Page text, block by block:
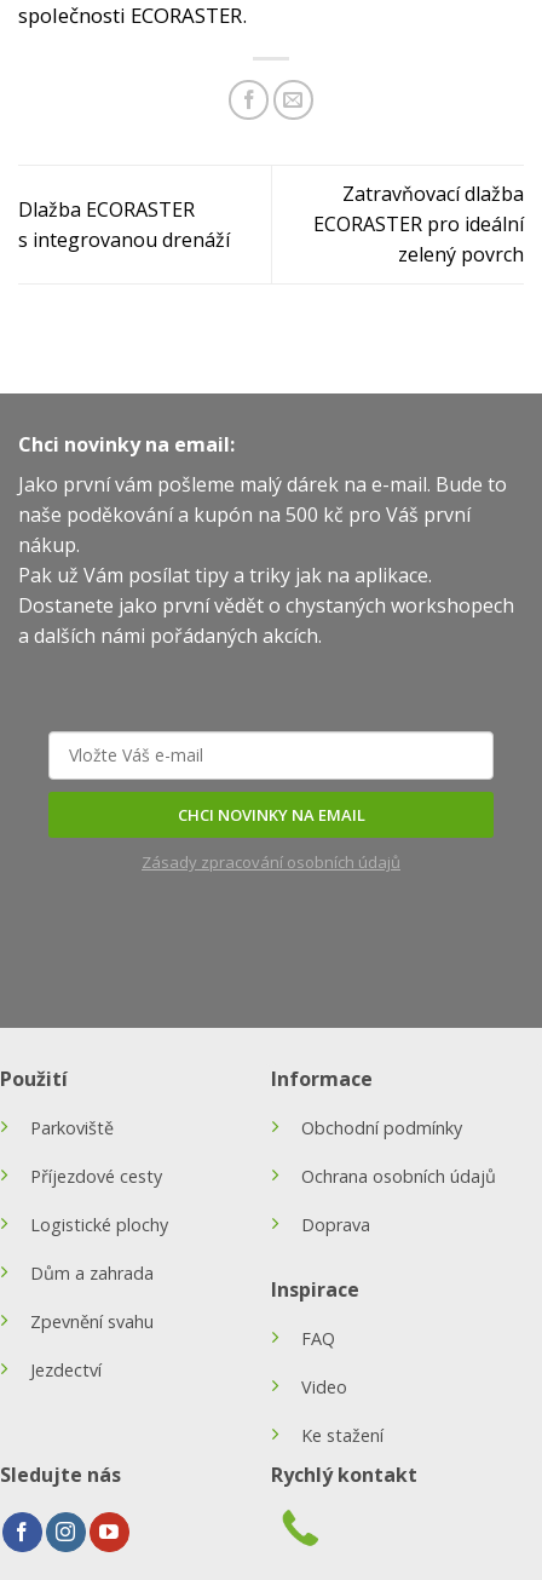
společnosti ECORASTER.
Dlažba ECORASTER
s integrovanou drenáží
Zatravňovací dlažba
ECORASTER pro ideální
zelený povrch
Chci novinky na email:
Jako první vám pošleme malý dárek na e-mail. Bude to
naše poděkování a kupón na 500 kč pro Váš první
nákup.
Pak už Vám posílat tipy a triky jak na aplikace.
Dostanete jako první vědět o chystaných workshopech
a dalších námi pořádaných akcích.
CHCI NOVINKY NA EMAIL
Zásady zpracování osobních údajů
Použití
Parkoviště
Příjezdové cesty
Logistické plochy
Dům a zahrada
Zpevnění svahu
Jezdectví
Informace
Obchodní podmínky
Ochrana osobních údajů
Doprava
Inspirace
FAQ
Video
Ke stažení
Sledujte nás Rychlý kontakt